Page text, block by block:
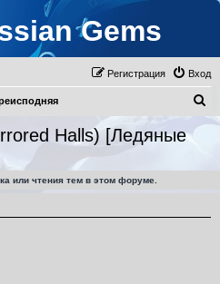
Gems
Вход
Регистрация
Горы]
Halls) [Ледяные
или чтения тем в этом форуме.